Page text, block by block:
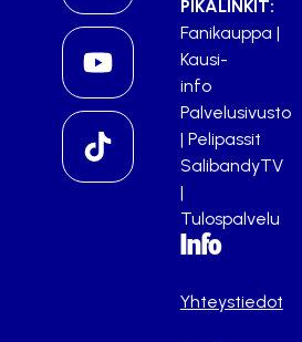
PIKALINKIT:
Fanikauppa |
Kausi-
info
Palvelusivusto
| Pelipassit
SalibandyTV
|
Tulospalvelu
Info
Yhteystiedot